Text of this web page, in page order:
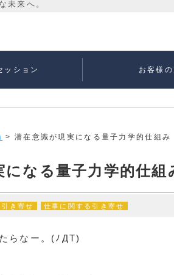
ッション お客様の
> 潜在意識が現実になる量子力学的仕組み
になる量子力学的仕組
き寄せ 仕事に関する引き寄せ
らなー。(ﾉДT)